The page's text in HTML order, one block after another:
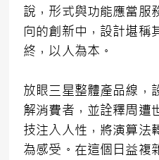
說，形式與功能應當服
向的創新中，設計堪稱
終，以人為本。
放眼三星整體產品線，
解消費者，並詮釋周遭
技注入人性，將演算法
為感受。在這個日益複